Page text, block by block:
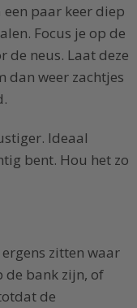
paar keer diep
Focus je op de
neus. Laat deze
dan weer zachtjes
Ideaal
bent. Hou het zo
zitten waar
de bank zijn, of
de